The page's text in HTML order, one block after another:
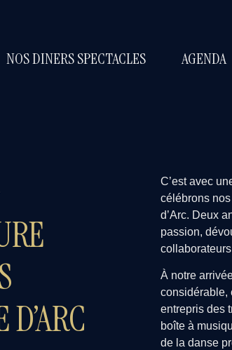
NOS DINERS SPECTACLES AGENDA
C’est avec
célébrons
d’Arc. Deux
passion,
À notre
considérable,
entrepris des
boîte à
de la danse